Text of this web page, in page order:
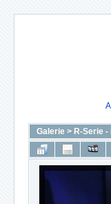
Galerie > R-Serie